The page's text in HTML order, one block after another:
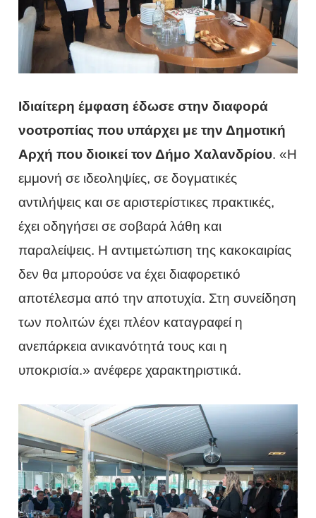
Ιδιαίτερη έμφαση έδωσε στην διαφορά
νοοτροπίας που υπάρχει με την Δημοτική
Αρχή που διοικεί τον Δήμο Χαλανδρίου. «Η
εμμονή σε ιδεοληψίες, σε δογματικές
αντιλήψεις και σε αριστερίστικες πρακτικές,
έχει οδηγήσει σε σοβαρά λάθη και
παραλείψεις. Η αντιμετώπιση της κακοκαιρίας
δεν θα μπορούσε να έχει διαφορετικό
αποτέλεσμα από την αποτυχία. Στη συνείδηση
των πολιτών έχει πλέον καταγραφεί η
ανεπάρκεια ανικανότητά τους και η
υποκρισία.» ανέφερε χαρακτηριστικά.